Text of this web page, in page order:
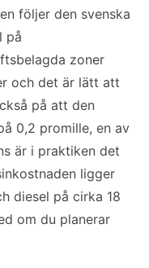
följer den svenska
på
zoner
och det är lätt att
på att den
0,2 promille, en av
är i praktiken det
ligger
diesel på cirka 18
om du planerar